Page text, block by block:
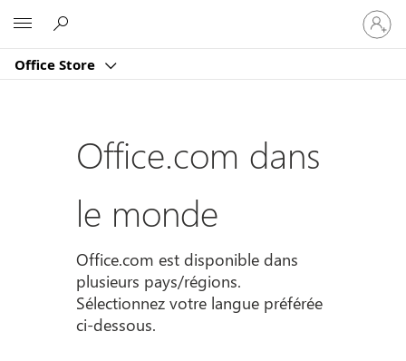
Office Store
vous
à
compte
Office.com dans
le monde
Office.com est disponible dans
plusieurs pays/régions.
Sélectionnez votre langue préférée
ci-dessous.